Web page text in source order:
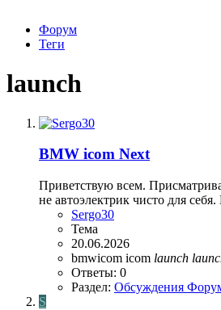
Форум
Теги
launch
BMW icom Next
Приветствую всем.
не автоэлектрик чисто для
Sergo30
Тема
20.06.2026
bmwicom icom launch
Ответы: 0
Раздел: Обсуждения
S